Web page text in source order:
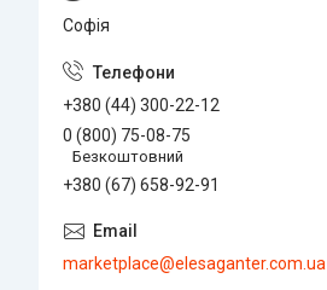
Софія
+380 (44) 300-22-12
0 (800) 75-08-75
Безкоштовний
+380 (67) 658-92-91
marketplace@elesaganter.com.ua